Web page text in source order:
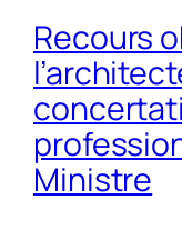
Recours
Ministre